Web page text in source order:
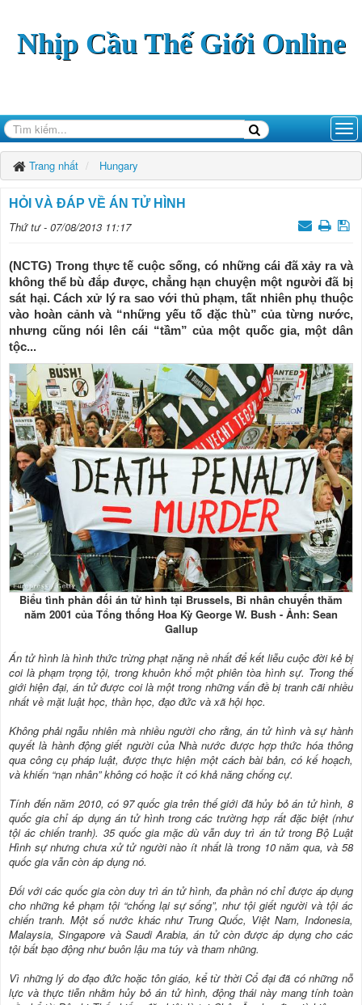
Nhịp Cầu Thế Giới Online
Trang nhất Hungary
HỎI VÀ ĐÁP VỀ ÁN TỬ HÌNH
Thứ tư - 07/08/2013 11:17
(NCTG) Trong thực tế cuộc sống, có những cái đã xảy ra và
không thể bù đắp được, chẳng hạn chuyện một người đã bị
sát hại. Cách xử lý ra sao với thủ phạm, tất nhiên phụ thuộc
vào hoàn cảnh và “những yếu tố đặc thù” của từng nước,
nhưng cũng nói lên cái “tầm” của một quốc gia, một dân
tộc...
Biểu tình phản đối án tử hình tại Brussels, Bỉ nhân chuyến thăm
năm 2001 của Tổng thống Hoa Kỳ George W. Bush - Ảnh: Sean
Gallup
Án tử hình là hình thức trừng phạt nặng nề nhất để kết liễu cuộc đời kẻ bị
coi là phạm trọng tội, trong khuôn khổ một phiên tòa hình sự. Trong thế
giới hiện đại, án tử được coi là một trong những vấn đề bị tranh cãi nhiều
nhất về mặt luật học, thần học, đạo đức và xã hội học.
Không phải ngẫu nhiên mà nhiều người cho rằng, án tử hình và sự hành
quyết là hành động giết người của Nhà nước được hợp thức hóa thông
qua công cụ pháp luật, được thực hiện một cách bài bản, có kế hoạch,
và khiến “nạn nhân” không có hoặc ít có khả năng chống cự.
Tính đến năm 2010, có 97 quốc gia trên thế giới đã hủy bỏ án tử hình, 8
quốc gia chỉ áp dụng án tử hình trong các trường hợp rất đặc biệt (như
tội ác chiến tranh). 35 quốc gia mặc dù vẫn duy trì án tử trong Bộ Luật
Hình sự nhưng chưa xử tử người nào ít nhất là trong 10 năm qua, và 58
quốc gia vẫn còn áp dụng nó.
Đối với các quốc gia còn duy trì án tử hình, đa phần nó chỉ được áp dụng
cho những kẻ phạm tội “chống lại sự sống”, như tội giết người và tội ác
chiến tranh. Một số nước khác như Trung Quốc, Việt Nam, Indonesia,
Malaysia, Singapore và Saudi Arabia, án tử còn được áp dụng cho các
tội bất bạo động như buôn lậu ma túy và tham nhũng.
Vì những lý do đạo đức hoặc tôn giáo, kể từ thời Cổ đại đã có những nỗ
lực và thực tiễn nhằm hủy bỏ án tử hình, động thái này mang tính toàn